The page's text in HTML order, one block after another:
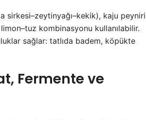
sirkesi–zeytinyağı–kekik), kaju peyniri
kombinasyonu kullanılabilir.
sağlar: tatlıda badem, köpükte
Fermente ve